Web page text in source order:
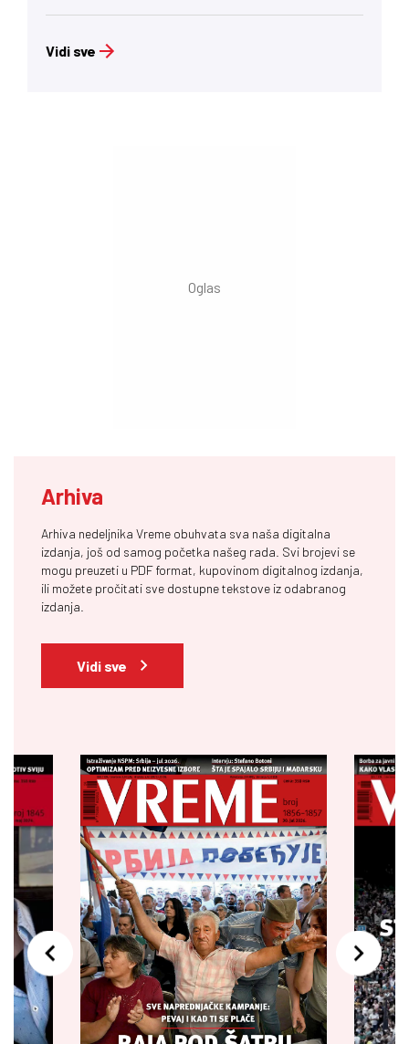
Vidi sve
Arhiva
Arhiva nedeljnika Vreme obuhvata sva naša digitalna
izdanja, još od samog početka našeg rada. Svi brojevi se
mogu preuzeti u PDF format, kupovinom digitalnog izdanja,
ili možete pročitati sve dostupne tekstove iz odabranog
izdanja.
Vidi sve